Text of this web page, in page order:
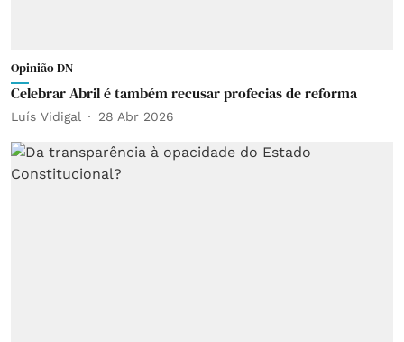
Opinião DN
Celebrar Abril é também recusar profecias de reforma
Luís Vidigal 28 Abr 2026